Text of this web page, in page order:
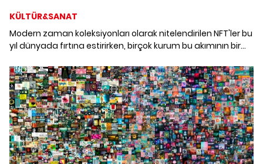
KÜLTÜR&SANAT
Modern zaman koleksiyonları olarak nitelendirilen NFT'ler bu
yıl dünyada fırtına estirirken, birçok kurum bu akımının bir
en son kurum ise ABD merkezli The Recording Academy
tarafından verilen Grammy Ödülleri oldu.